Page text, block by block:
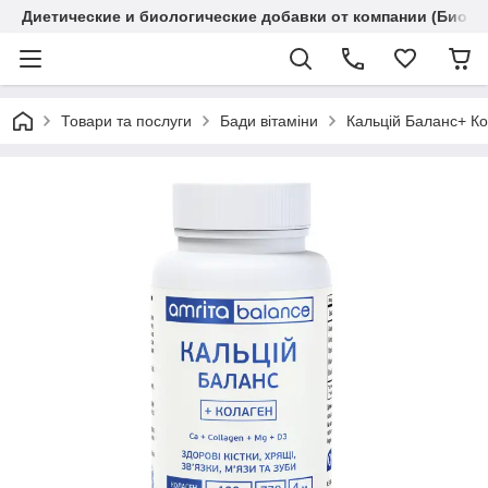
Диетические и биологические добавки от компании
Товари та послуги Бади вітаміни Кальцій Баланс+